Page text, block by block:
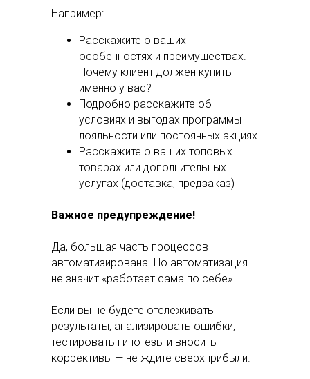
Например:
Расскажите о ваших
особенностях и преимуществах.
Почему клиент должен купить
именно у вас?
Подробно расскажите об
условиях и выгодах программы
лояльности или постоянных акциях
Расскажите о ваших топовых
товарах или дополнительных
услугах (доставка, предзаказ)
Важное предупреждение!
Да, большая часть процессов
автоматизирована. Но автоматизация
не значит «работает сама по себе».
Если вы не будете отслеживать
результаты, анализировать ошибки,
тестировать гипотезы и вносить
коррективы — не ждите сверхприбыли.